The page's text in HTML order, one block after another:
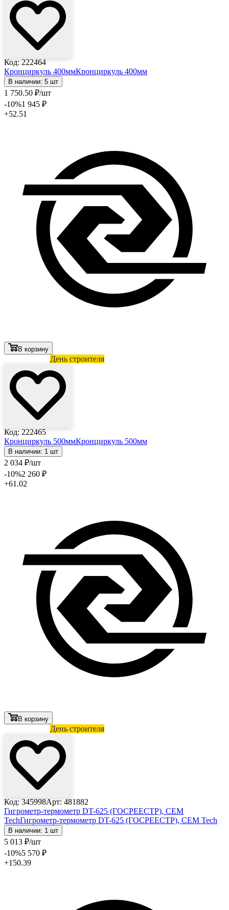
Код: 222464
Кронциркуль 400ммКронциркуль 400мм
В наличии: 5 шт
1 750.50 ₽/шт
-10%1 945 ₽
+52.51
В корзину
День строителя
Код: 222465
Кронциркуль 500ммКронциркуль 500мм
В наличии: 1 шт
2 034 ₽/шт
-10%2 260 ₽
+61.02
В корзину
День строителя
Код: 345998Арт: 481882
Гигрометр-термометр DT-625 (ГОСРЕЕСТР), CEM
TechГигрометр-термометр DT-625 (ГОСРЕЕСТР), CEM Tech
В наличии: 1 шт
5 013 ₽/шт
-10%5 570 ₽
+150.39